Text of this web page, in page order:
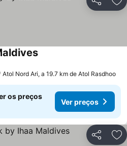
Partilhar
Ver preços
Atol Nord Ari, a 19.7 km de Atol Rasdhoo
os preços
Ver preços
Partilhar